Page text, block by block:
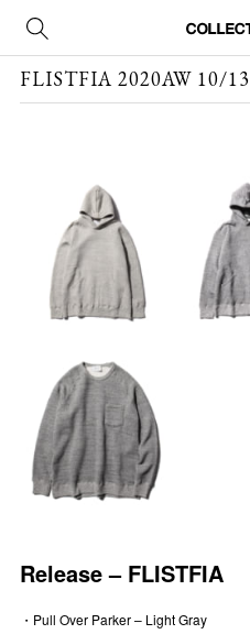
FLISTFIA 2020AW 10/13
Release – FLISTFIA
・Pull Over Parker – Light Gray